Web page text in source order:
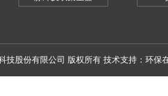
技股份有限公司 版权所有 技术支持： 环保